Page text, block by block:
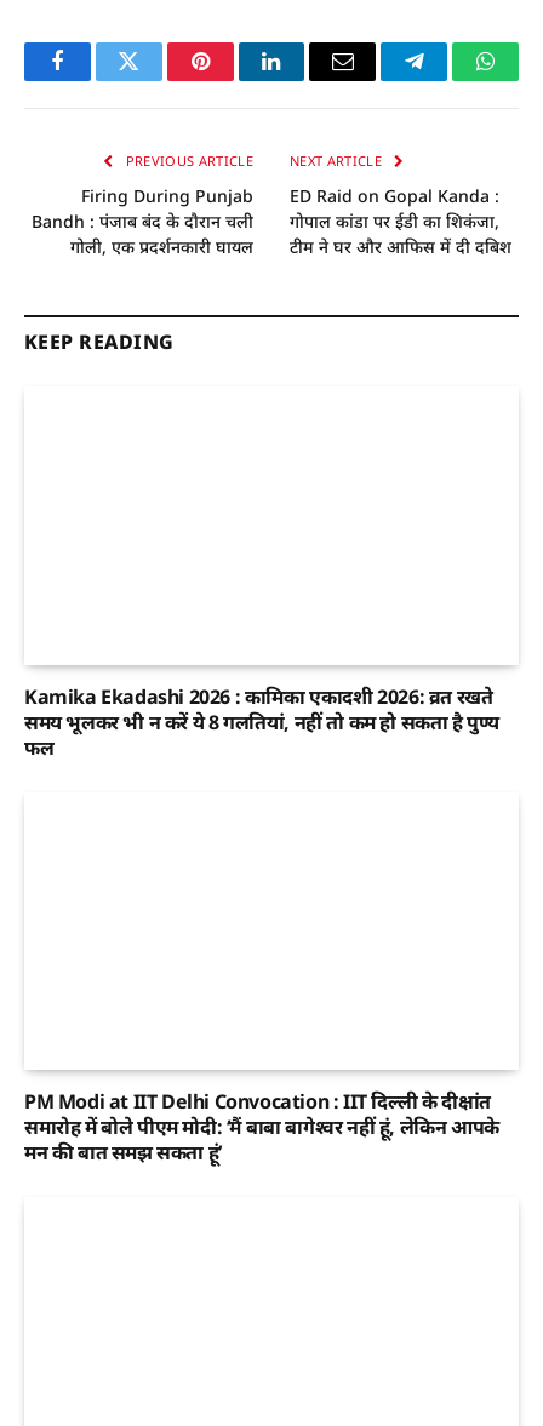
FacebookTwitter PinterestLinkedInEmail Telegram
PREVIOUS ARTICLE
Firing During Punjab
Bandh : पंजाब बंद के दाैरान चली
गोली, एक प्रदर्शनकारी घायल
NEXT ARTICLE
ED Raid on Gopal Kanda :
गोपाल कांडा पर ईडी का शिकंजा,
टीम ने घर और आफिस में दी दबिश
KEEP READING
Kamika Ekadashi 2026 : कामिका एकादशी 2026: व्रत रखते
समय भूलकर भी न करें ये 8 गलतियां, नहीं तो कम हो सकता है पुण्य
फल
PM Modi at IIT Delhi Convocation : IIT दिल्ली के दीक्षांत
समारोह में बोले पीएम मोदी: ‘मैं बाबा बागेश्वर नहीं हूं, लेकिन आपके
मन की बात समझ सकता हूं’